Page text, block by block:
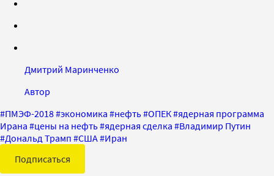
Дмитрий Маринченко
Автор
#ПМЭФ-2018#экономика #нефть#ОПЕК#ядерная программа
Ирана #цены на нефть#ядерная сделка #Владимир Путин
#Дональд Трамп #США#Иран
Подписаться